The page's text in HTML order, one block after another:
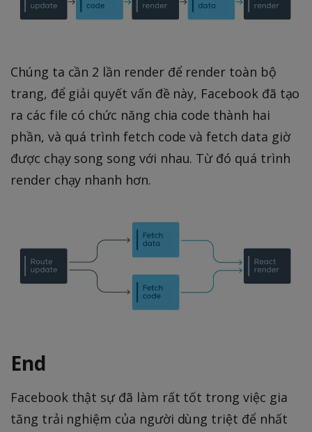
Chúng ta cần 2 lần render để render toàn bộ
trang, để giải quyết vấn đề này, Facebook đã tạo
ra các file có chức năng chia code thành hai
phần, và quá trình fetch code và fetch data giờ
được chạy song song với nhau. Từ đó quá trình
render chạy nhanh hơn.
End
Facebook thật sự đã làm rất tốt trong việc gia
tăng trải nghiệm của người dùng triệt để nhất